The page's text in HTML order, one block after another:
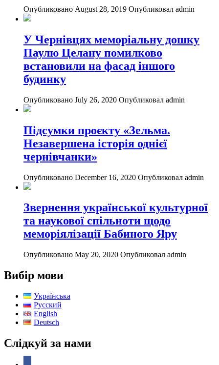
Опубликовано August 28, 2019 Опубликовал admin
У Чернівцях меморіальну дошку
Паулю Целану помилково
встановили на фасад іншого
будинку
Опубликовано July 26, 2020 Опубликовал admin
Підсумки проєкту «Зельма.
Незавершена історія однієї
чернівчанки»
Опубликовано December 16, 2020 Опубликовал admin
Звернення української культурної
та наукової спільноти щодо
меморіялізації Бабиного Яру
Опубликовано May 20, 2020 Опубликовал admin
Вибір мови
Українська
Русский
English
Deutsch
Слідкуй за нами